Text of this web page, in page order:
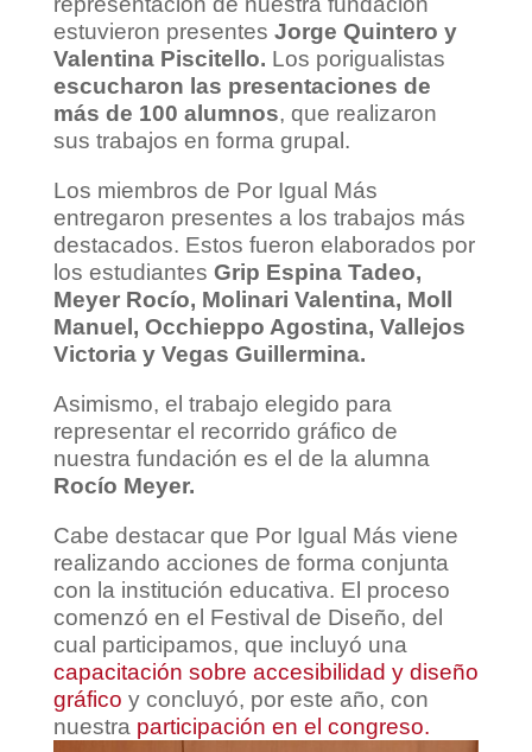
estuvieron presentes Jorge Quintero y
Valentina Piscitello. Los porigualistas
escucharon las presentaciones de
más de 100 alumnos, que realizaron
sus trabajos en forma grupal.
Los miembros de Por Igual Más
entregaron presentes a los trabajos más
destacados. Estos fueron elaborados por
los estudiantes Grip Espina Tadeo,
Meyer Rocío, Molinari Valentina, Moll
Manuel, Occhieppo Agostina, Vallejos
Victoria y Vegas Guillermina.
Asimismo, el trabajo elegido para
representar el recorrido gráfico de
nuestra fundación es el de la alumna
Rocío Meyer.
Cabe destacar que Por Igual Más viene
realizando acciones de forma conjunta
con la institución educativa. El proceso
comenzó en el Festival de Diseño, del
cual participamos, que incluyó una
capacitación sobre accesibilidad y diseño
gráfico y concluyó, por este año, con
nuestra participación en el congreso.